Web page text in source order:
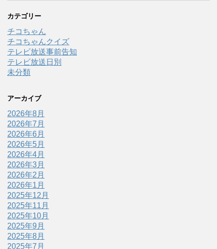
カテゴリー
チコちゃん
チコちゃんクイズ
テレビ放送事前告知
テレビ放送日別
未分類
アーカイブ
2026年8月
2026年7月
2026年6月
2026年5月
2026年4月
2026年3月
2026年2月
2026年1月
2025年12月
2025年11月
2025年10月
2025年9月
2025年8月
2025年7月